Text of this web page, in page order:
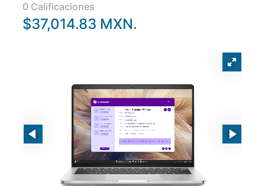
0 Calificaciones
$37,014.83 MXN.